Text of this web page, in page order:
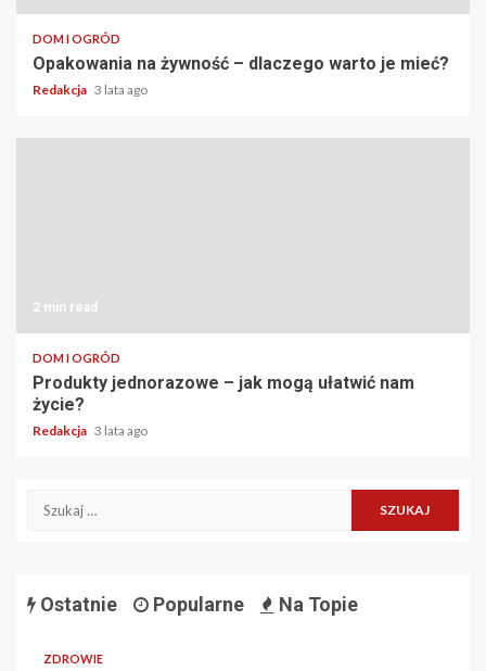
DOM I OGRÓD
Opakowania na żywność – dlaczego warto je mieć?
Redakcja 3 lata ago
2 min read
DOM I OGRÓD
Produkty jednorazowe – jak mogą ułatwić nam
życie?
Redakcja 3 lata ago
Szukaj:
Ostatnie Popularne Na Topie
ZDROWIE